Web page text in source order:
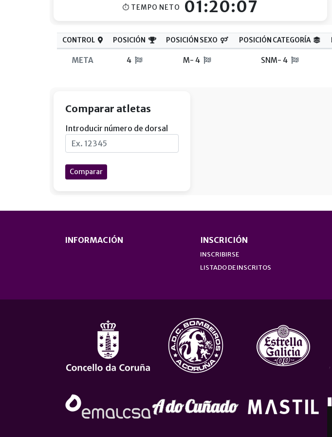
⏱ TEMPO NETO 01:20:07
CONTROL POSICIÓN POSICIÓN SEXO POSICIÓN CATEGORÍA
META 4 M- 4 SNM- 4
Comparar atletas
Introducir número de dorsal
Comparar
INFORMACIÓN INSCRICIÓN
INSCRIBIRSE
LISTADO DE INSCRITOS